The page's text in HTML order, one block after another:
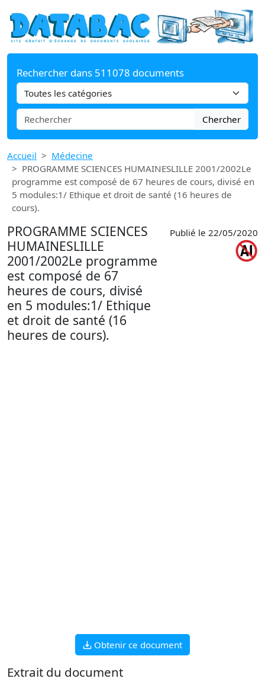
Rechercher dans 511078 documents
Chercher
Accueil
Médecine
PROGRAMME SCIENCES HUMAINESLILLE 2001/2002Le
programme est composé de 67 heures de cours, divisé en
5 modules:1/ Ethique et droit de santé (16 heures de
cours).
PROGRAMME SCIENCES
HUMAINESLILLE
2001/2002Le programme
est composé de 67
heures de cours, divisé
en 5 modules:1/ Ethique
et droit de santé (16
heures de cours).
Publié le 22/05/2020
Obtenir ce document
Extrait du document